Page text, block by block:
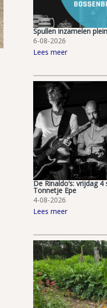
Spullen inzamelen
6-08-2026
Lees meer
De Rinaldo’s: vrijdag
Tonnetje Epe
4-08-2026
Lees meer